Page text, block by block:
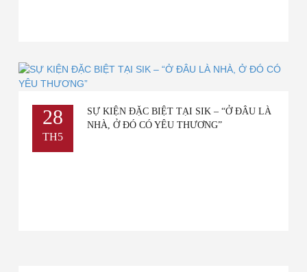
28
TH5
SỰ KIỆN ĐẶC BIỆT TẠI SIK – “Ở ĐÂU LÀ
NHÀ, Ở ĐÓ CÓ YÊU THƯƠNG”